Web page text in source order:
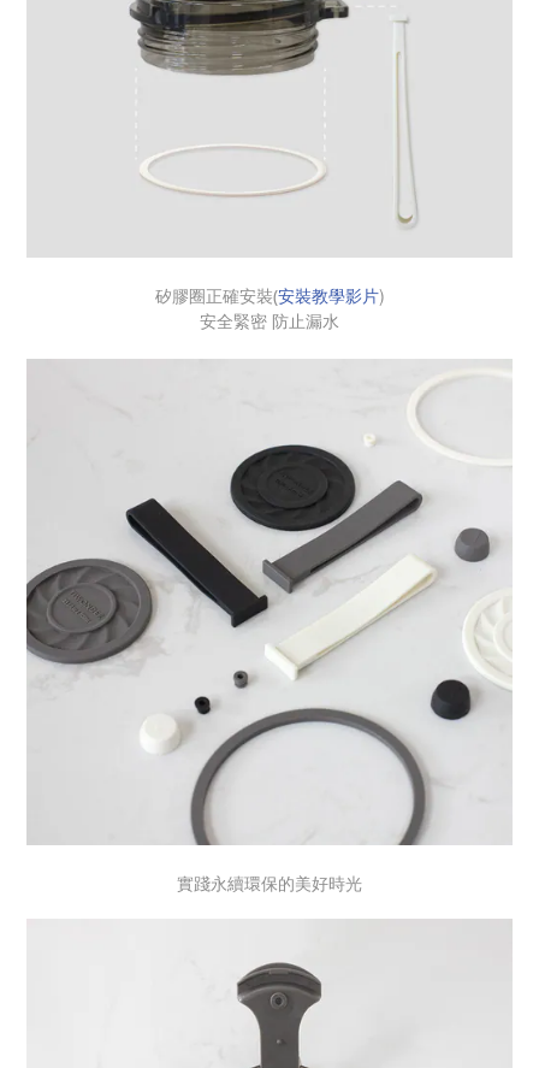
矽膠圈正確安裝(安裝教學影片)
安全緊密 防止漏水
實踐永續環保的美好時光